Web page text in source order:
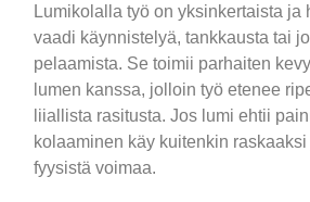
Lumikolalla työ on yksinkertaista ja
vaadi käynnistelyä, tankkausta tai
pelaamista. Se toimii parhaiten
lumen kanssa, jolloin työ etenee
liiallista rasitusta. Jos lumi ehtii
kolaaminen käy kuitenkin
fyysistä voimaa.